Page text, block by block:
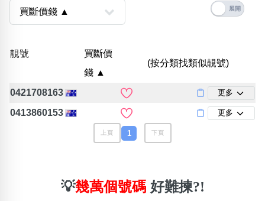
幸運號分類
包含數字
生日分類
五行
靚號
買斷價
錢 ▲
(按分類找類似靚號)
0421708163 更多
0413860153 更多
上頁 1 下頁
💡幾萬個號碼 好難揀?!